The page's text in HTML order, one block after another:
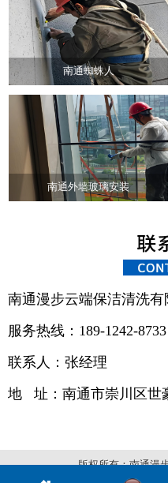
南通蜘蛛人
南通外墙玻璃安装
南通漫步云端保洁清洗有
服务热线：189-1242-8733
联系人：张经理
地 址： 南通市崇川区世
版权所有：南通漫